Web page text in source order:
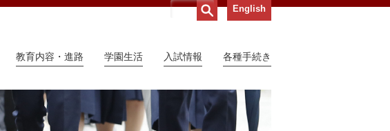
English
教育内容・進路 学園生活 入試情報 各種手続き